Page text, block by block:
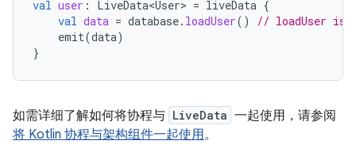
val user : LiveData<User> = liveData {
val data = database. loadUser()
// loadUser is
emit(data)
}
如需详细了解如何将协程与 LiveData 一起使用，请参阅
将 Kotlin 协程与架构组件一起使用。